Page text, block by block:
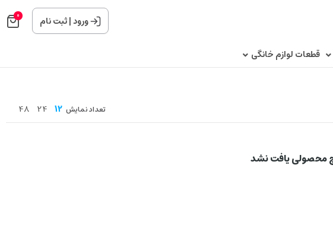
ورود|ثبت نام 0
قطعات لوازم خانگی
تعداد نمایش 12
24
48
محصولی یافت نشد